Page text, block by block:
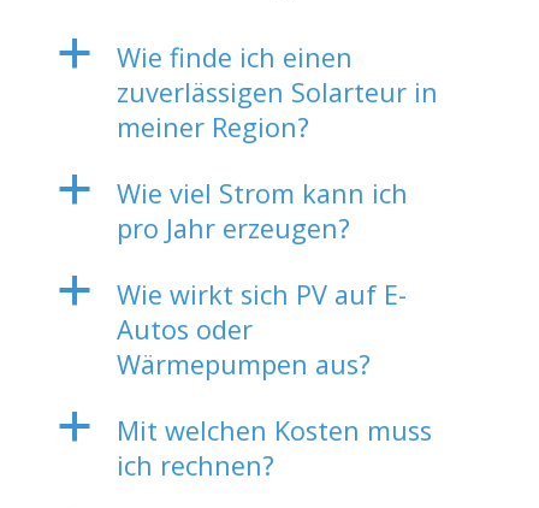
a
Wie finde ich einen
zuverlässigen Solarteur in
meiner Region?
a
Wie viel Strom kann ich
pro Jahr erzeugen?
a
Wie wirkt sich PV auf E-
Autos oder
Wärmepumpen aus?
a
Mit welchen Kosten muss
ich rechnen?